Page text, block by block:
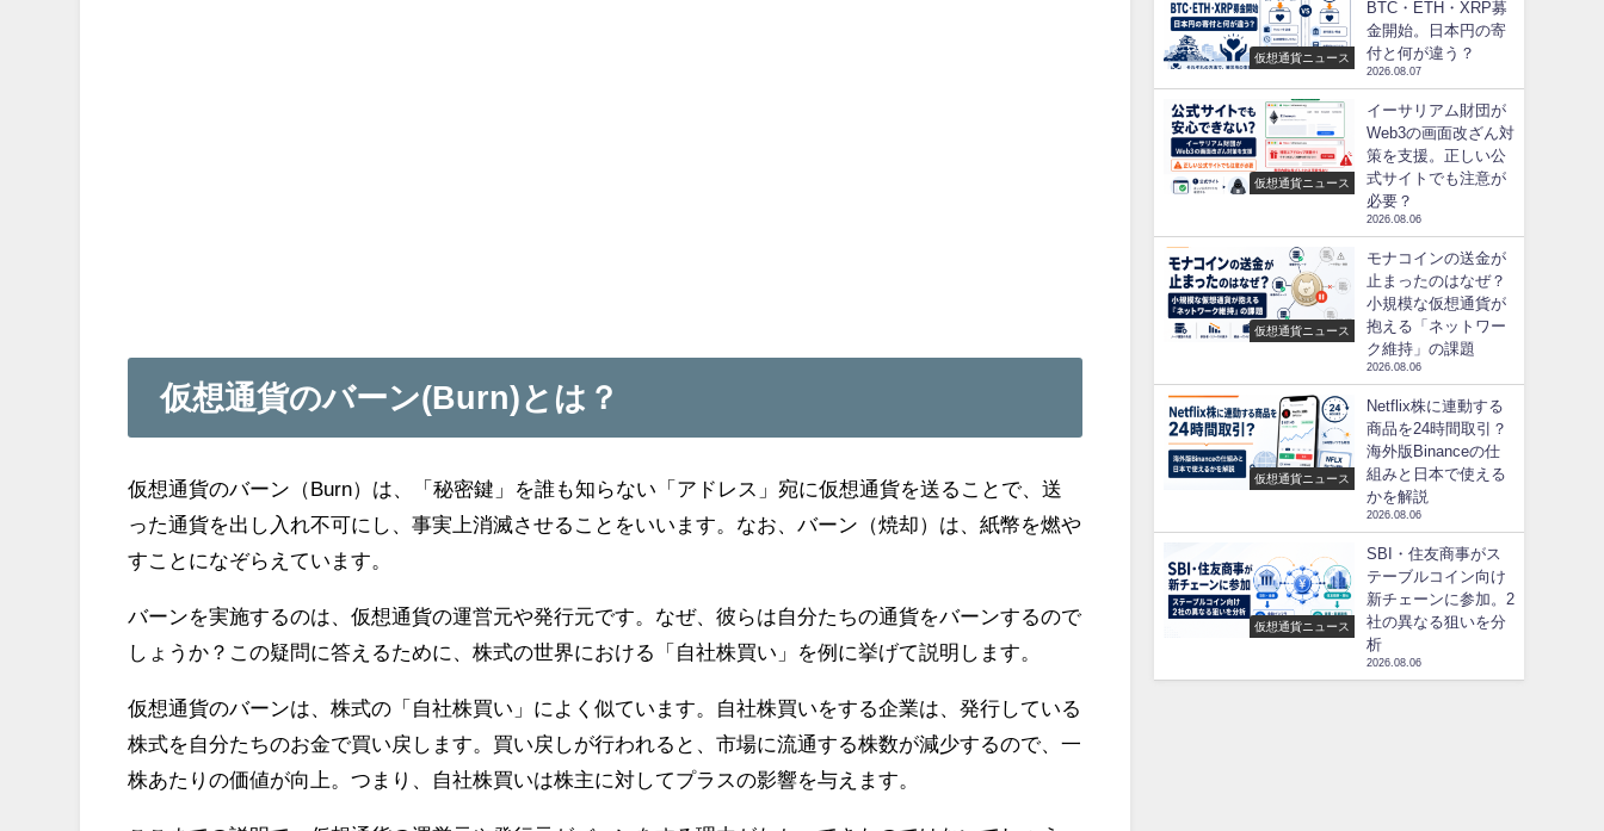
仮想通貨のバーン(Burn)とは？
仮想通貨のバーン（Burn）は、「秘密鍵」を誰も知らない「アドレス」宛に仮想通貨を送ることで、送
った通貨を出し入れ不可にし、事実上消滅させることをいいます。なお、バーン（焼却）は、紙幣を燃や
すことになぞらえています。
バーンを実施するのは、仮想通貨の運営元や発行元です。なぜ、彼らは自分たちの通貨をバーンするので
しょうか？この疑問に答えるために、株式の世界における「自社株買い」を例に挙げて説明します。
仮想通貨のバーンは、株式の「自社株買い」によく似ています。自社株買いをする企業は、発行している
株式を自分たちのお金で買い戻します。買い戻しが行われると、市場に流通する株数が減少するので、一
株あたりの価値が向上。つまり、自社株買いは株主に対してプラスの影響を与えます。
仮想通貨ニュース
BTC・ETH・XRP募
金開始。日本円の寄
付と何が違う？
2026.08.07
仮想通貨ニュース
イーサリアム財団が
Web3の画面改ざん対
策を支援。正しい公
式サイトでも注意が
必要？
2026.08.06
仮想通貨ニュース
モナコインの送金が
止まったのはなぜ？
小規模な仮想通貨が
抱える「ネットワー
ク維持」の課題
2026.08.06
仮想通貨ニュース
Netflix株に連動する
商品を24時間取引？
海外版Binanceの仕
組みと日本で使える
かを解説
2026.08.06
仮想通貨ニュース
SBI・住友商事がス
テーブルコイン向け
新チェーンに参加。2
社の異なる狙いを分
析
2026.08.06